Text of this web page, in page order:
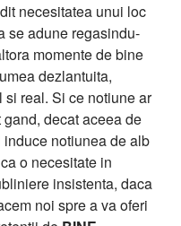
necesitatea unui loc
se adune regasindu-
momente de bine
dezlantuita,
real. Si ce notiune ar
decat aceea de
induce notiunea de alb
o necesitate in
insistenta, daca
noi spre a va oferi